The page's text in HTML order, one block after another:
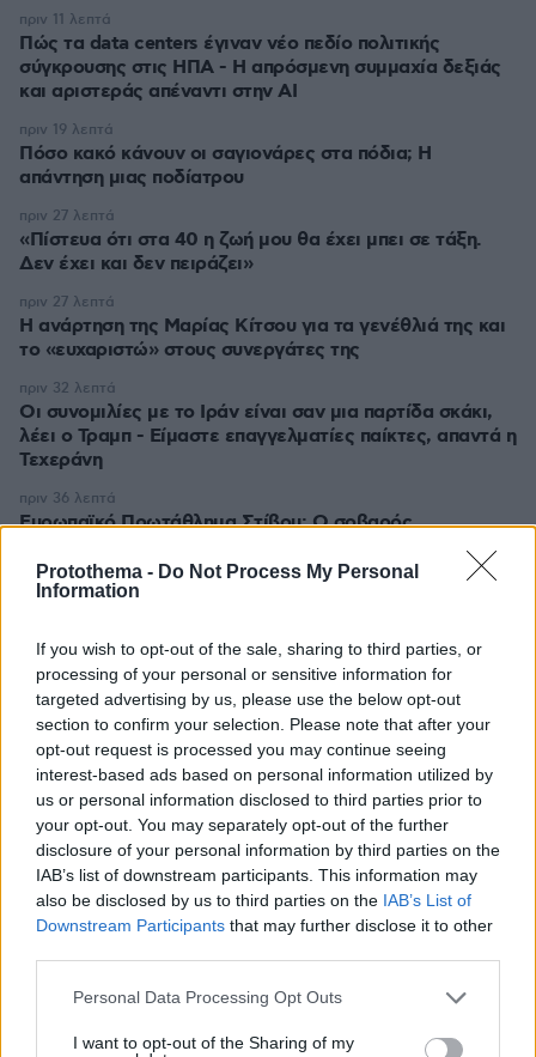
Protothema - Do Not Process My Personal
Information
If you wish to opt-out of the sale, sharing to third parties, or
processing of your personal or sensitive information for
targeted advertising by us, please use the below opt-out
section to confirm your selection. Please note that after your
opt-out request is processed you may continue seeing
interest-based ads based on personal information utilized by
us or personal information disclosed to third parties prior to
your opt-out. You may separately opt-out of the further
disclosure of your personal information by third parties on the
IAB’s list of downstream participants. This information may
also be disclosed by us to third parties on the IAB’s List of
Downstream Participants that may further disclose it to other
Please note that this website/app uses one or more Google
not limited to your visit or usage behaviour. You may click to
Personal Data Processing Opt Outs
I want to opt-out of the Sharing of my
Πώς τα data centers έγιναν νέο πεδίο πολιτικής
σύγκρουσης στις ΗΠΑ - Η απρόσμενη συμμαχία δεξιάς
και αριστεράς απέναντι στην AI
πριν 11 λεπτά
Πόσο κακό κάνουν οι σαγιονάρες στα πόδια; Η
απάντηση μιας ποδίατρου
πριν 19 λεπτά
«Πίστευα ότι στα 40 η ζωή μου θα έχει μπει σε τάξη.
Δεν έχει και δεν πειράζει»
πριν 27 λεπτά
Η ανάρτηση της Μαρίας Κίτσου για τα γενέθλιά της και
το «ευχαριστώ» στους συνεργάτες της
πριν 27 λεπτά
Οι συνομιλίες με το Ιράν είναι σαν μια παρτίδα σκάκι,
λέει ο Τραμπ - Είμαστε επαγγελματίες παίκτες, απαντά η
Τεχεράνη
πριν 32 λεπτά
Ευρωπαϊκό Πρωτάθλημα Στίβου: Ο σοβαρός
τραυματισμός του Φουρλάνι, έφυγε σε καροτσάκι από
το στάδιο, δείτε βίντεο
πριν 36 λεπτά
του Συμβουλίου Ασφαλείας του Ιράν: Είχε ρόλο σε
τρομοκρατική επίθεση στην Αργεντινή με 85 νεκρούς
ΔΕΙΤΕ ΟΛΕΣ ΤΙΣ ΕΙΔΗΣΕΙΣ
ΤΑ ΠΙΟ ΔΗΜΟΦΙΛΗ